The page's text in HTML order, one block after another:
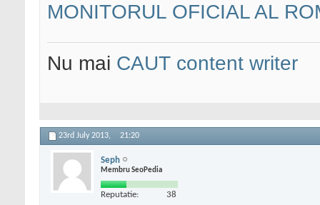
MONITORUL OFICIAL AL
Nu mai CAUT content writer
23rd July 2013, 21:20
Seph
Membru SeoPedia
Reputatie: 38